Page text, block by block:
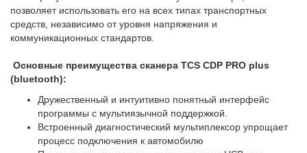
позволяет использовать его на всех типах транспортных
средств, независимо от уровня напряжения и
коммуникационных стандартов.
Основные преимущества сканера TCS CDP PRO plus
(bluetooth):
Дружественный и интуитивно понятный интерфейс
программы с мультиязычной поддержкой.
Встроенный диагностический мультиплексор упрощает
процесс подключения к автомобилю